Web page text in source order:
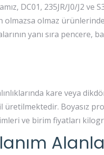
DC01, 235JR/J0/J2 ve
olmaz
yanı sıra pencere,
kare veya
Boyasız
ve birim fiyatları